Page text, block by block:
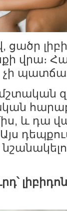
վրա։
չի
մշտական
և դա